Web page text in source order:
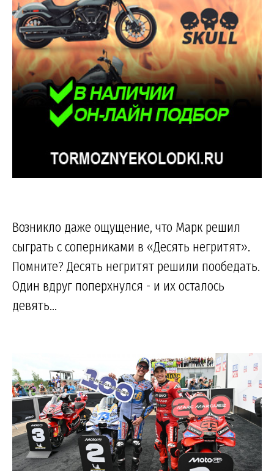
Возникло даже ощущение, что Марк решил
сыграть с соперниками в «Десять негритят».
Помните? Десять негритят решили пообедать.
Один вдруг поперхнулся - и их осталось
девять...